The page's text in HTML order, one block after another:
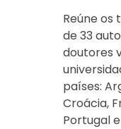
Reúne os
de 33
doutores
países:
Croácia,
Portugal